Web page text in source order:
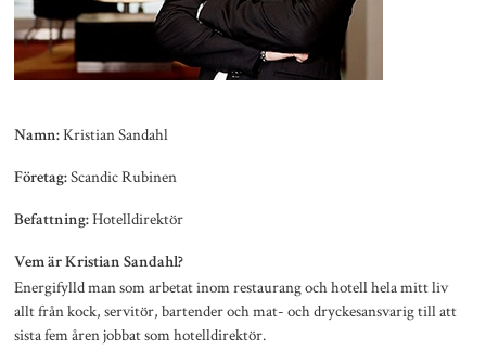
Namn: Kristian Sandahl
Företag: Scandic Rubinen
Befattning: Hotelldirektör
Vem är Kristian Sandahl?
Energifylld man som arbetat inom restaurang och hotell hela mitt liv
allt från kock, servitör, bartender och mat- och dryckesansvarig till att
sista fem åren jobbat som hotelldirektör.